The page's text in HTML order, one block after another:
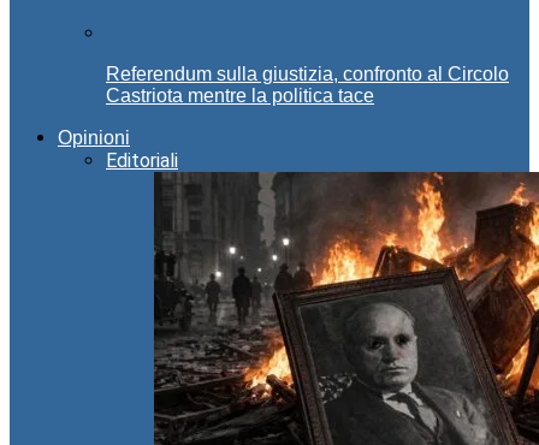
Referendum sulla giustizia, confronto al Circolo
Castriota mentre la politica tace
Opinioni
Editoriali